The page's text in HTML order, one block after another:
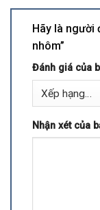
Hãy là người
nhôm”
Đánh giá của
Nhận xét của